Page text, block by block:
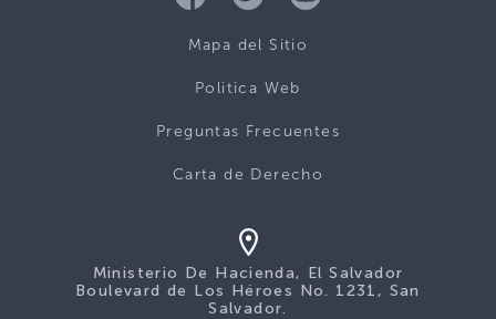
Mapa del Sitio
Politica Web
Preguntas Frecuentes
Carta de Derecho
Ministerio De Hacienda, El Salvador
Boulevard de Los Héroes No. 1231, San
Salvador.